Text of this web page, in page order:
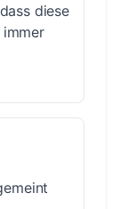
diese